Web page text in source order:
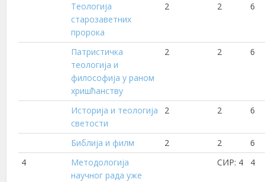
Теологија
старозаветних
пророка
2 2 6
Патристичка
теологија и
философија у раном
хришћанству
2 2 6
Историја и теологија
светости
2 2 6
Библија и филм 2 2
6
4
Методологија
научног рада уже
СИР: 4 4